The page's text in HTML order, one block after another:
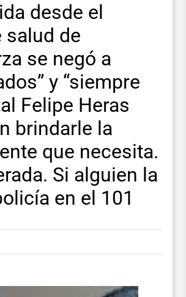
desde el
salud de
se negó a
y “siempre
Felipe Heras
brindarle la
que necesita.
Si alguien la
en el 101